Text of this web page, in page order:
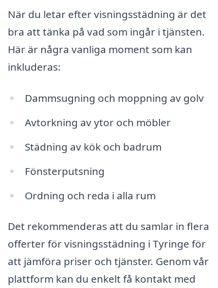
När du letar efter visningsstädning är det
bra att tänka på vad som ingår i tjänsten.
Här är några vanliga moment som kan
inkluderas:
Dammsugning och moppning av golv
Avtorkning av ytor och möbler
Städning av kök och badrum
Fönsterputsning
Ordning och reda i alla rum
Det rekommenderas att du samlar in flera
offerter för visningsstädning i Tyringe för
att jämföra priser och tjänster. Genom vår
plattform kan du enkelt få kontakt med